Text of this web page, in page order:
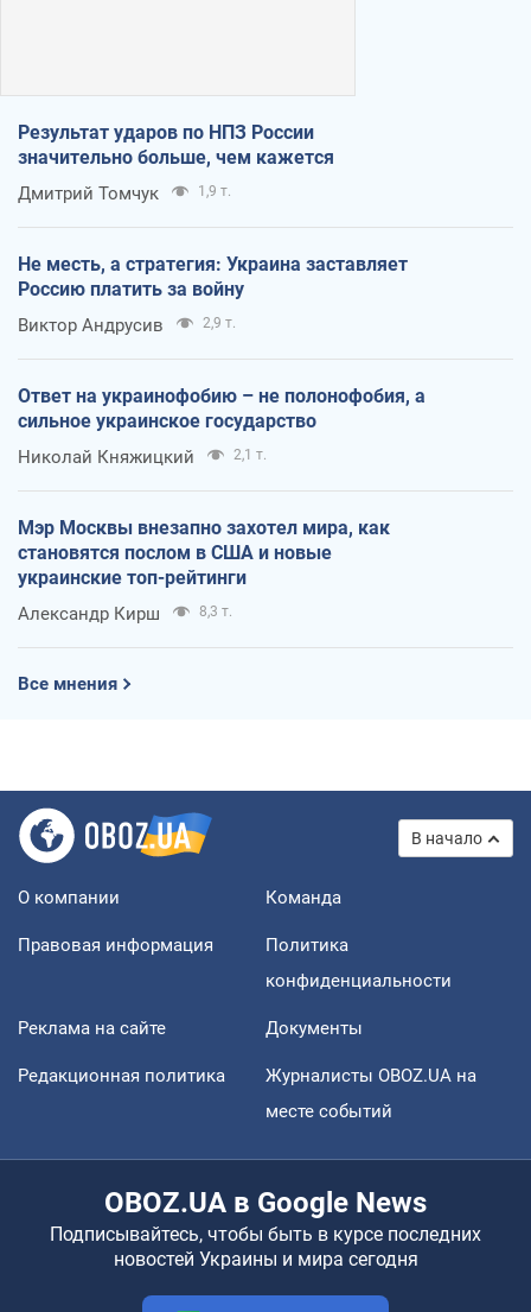
Результат ударов по НПЗ России
значительно больше, чем кажется
Дмитрий Томчук 1,9 т.
Не месть, а стратегия: Украина заставляет
Россию платить за войну
Виктор Андрусив 2,9 т.
Ответ на украинофобию – не полонофобия, а
сильное украинское государство
Николай Княжицкий 2,1 т.
Мэр Москвы внезапно захотел мира, как
становятся послом в США и новые
украинские топ-рейтинги
Александр Кирш 8,3 т.
Все мнения
В начало
О компании Команда
Правовая информация
Политика
конфиденциальности
Реклама на сайте Документы
Редакционная политика
Журналисты OBOZ.UA на
месте событий
OBOZ.UA в Google News
Подписывайтесь, чтобы быть в курсе последних
новостей Украины и мира сегодня